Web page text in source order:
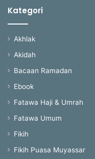
Kategori
Akhlak
Akidah
Bacaan Ramadan
Ebook
Fatawa Haji & Umrah
Fatawa Umum
Fikih
Fikih Puasa Muyassar